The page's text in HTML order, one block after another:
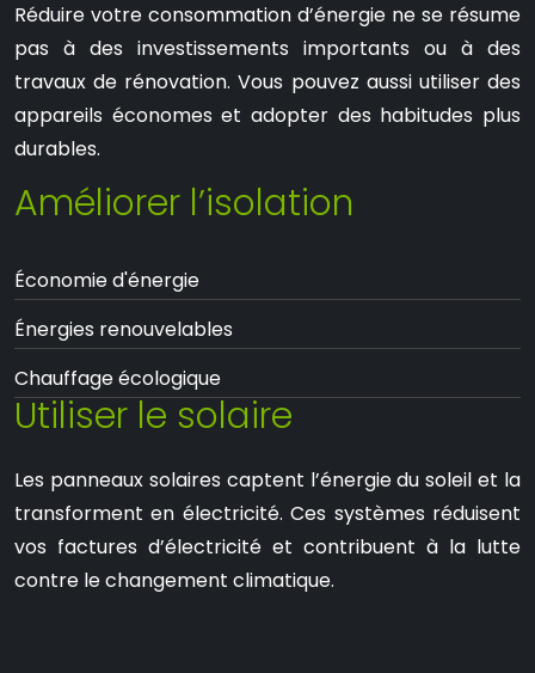
Réduire votre consommation d’énergie ne se résume
pas à des investissements importants ou à des
travaux de rénovation. Vous pouvez aussi utiliser des
appareils économes et adopter des habitudes plus
durables.
Améliorer l’isolation
Économie d'énergie
Énergies renouvelables
Chauffage écologique
Utiliser le solaire
Les panneaux solaires captent l’énergie du soleil et la
transforment en électricité. Ces systèmes réduisent
vos factures d’électricité et contribuent à la lutte
contre le changement climatique.